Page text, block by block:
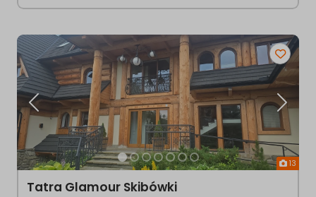
13
Poprzednia
Tatra Glamour Skibówki